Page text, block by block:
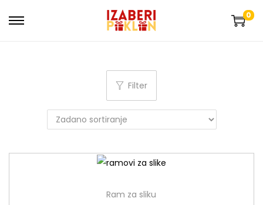
0
Filter
Ram za sliku